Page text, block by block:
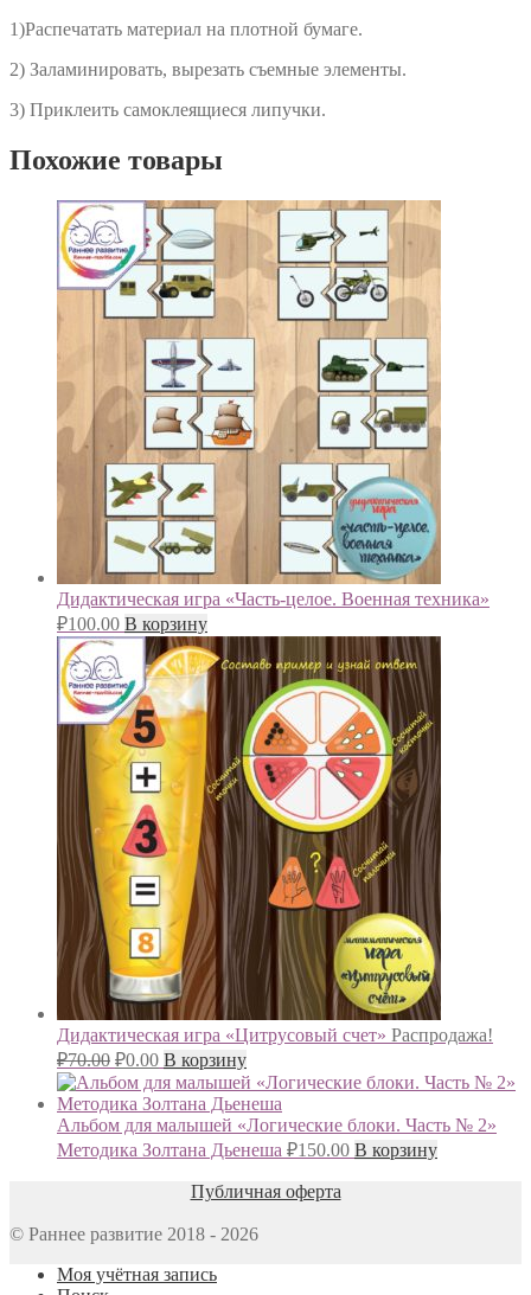
1)Распечатать материал на плотной бумаге.
2) Заламинировать, вырезать съемные элементы.
3) Приклеить самоклеящиеся липучки.
Похожие товары
Дидактическая игра «Часть-целое. Военная техника»
₽100.00 В корзину
Дидактическая игра «Цитрусовый счет» Распродажа!
₽70.00 Первоначальная
цена
составляла
₽70.00.
₽0.00Текущая
цена:
₽0.00.
В корзину
Альбом для малышей «Логические блоки. Часть № 2»
Методика Золтана Дьенеша ₽150.00 В корзину
Публичная оферта
© Раннее развитие 2018 - 2026
Моя учётная запись